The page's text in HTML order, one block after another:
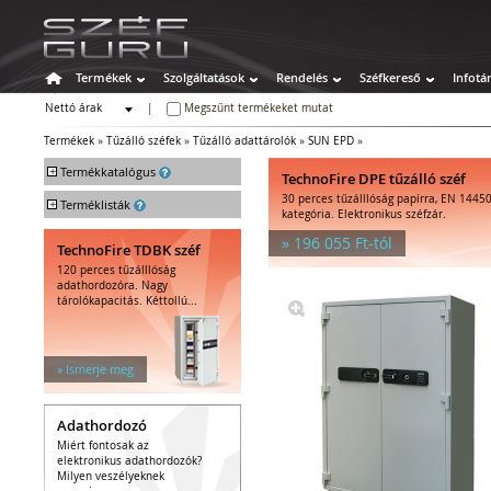
Termékek Szolgáltatások Rendelés Széfkereső Infotár
Nettó árak
Megszűnt termékeket mutat
Termékek » Tűzálló széfek » Tűzálló adattárolók » SUN EPD »
+ Termékkatalógus
Széfek
Értékszéfek
Tűzálló széfek
Tűzálló függőmappa-tárolók
Tűz- és vízálló irat- és
Tűzálló irattárolók
Kombinált irattárolók
Tűzálló adattárolók
Kombinált adattárolók
Speciális széfek
Fegyverszekrények
Hotelszéfek
+ Terméklisták
TechnoFire TDBK széf
120 perces tűzálllóság
adathordozóra. Nagy
tárolókapacitás. Kéttollú...
» Ismerje meg
Adathordozó
Miért fontosak az
elektronikus adathordozók?
Milyen veszélyeknek
TechnoFire DPE tűzálló széf
30 perces tűzálllóság papírra, EN
kategória. Elektronikus széfzár.
» 196 055 Ft-tól